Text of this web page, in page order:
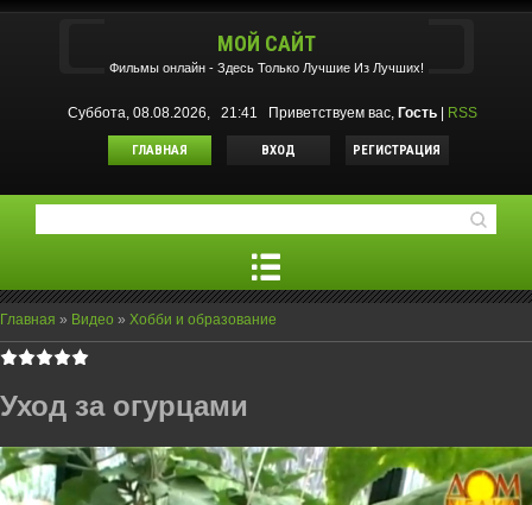
МОЙ САЙТ
Фильмы oнлайн - Здесь Только Лучшие Из Лучших!
Суббота, 08.08.2026, 21:41 Приветствуем вас, Гость| RSS
ГЛАВНАЯ ВХОД РЕГИСТРАЦИЯ
Главная » Видео » Хобби и образование
Уход за огурцами